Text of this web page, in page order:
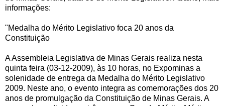
informações:
"Medalha do Mérito Legislativo foca 20 anos da
Constituição
A Assembleia Legislativa de Minas Gerais realiza nesta
quinta feira (03-12-2009), às 10 horas, no Expominas a
solenidade de entrega da Medalha do Mérito Legislativo
2009. Neste ano, o evento integra as comemorações dos 20
anos de promulgação da Constituição de Minas Gerais. A